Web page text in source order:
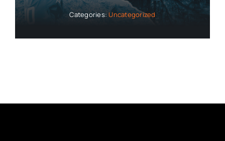
Categories:Uncategorized